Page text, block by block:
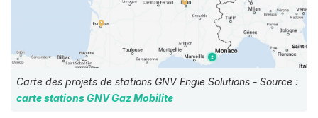
Carte des projets de stations GNV Engie Solutions - Source :
carte stations GNV Gaz Mobilite